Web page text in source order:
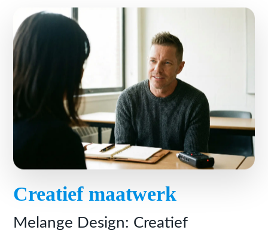
Creatief maatwerk
Melange Design: Creatief